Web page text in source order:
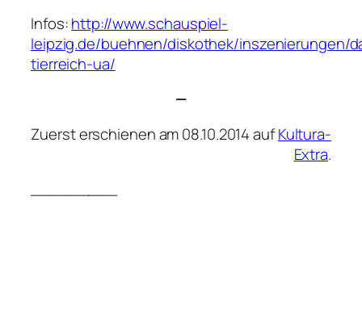
Infos:http://www.schauspiel-
leipzig.de/buehnen/diskothek/inszenierungen/
tierreich-ua/
—
Zuerst erschienen am 08.10.2014 aufKultura-
Extra.
_________